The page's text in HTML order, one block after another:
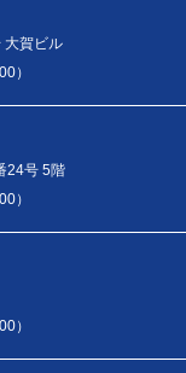
大賀ビル
）
24号 5階
）
）